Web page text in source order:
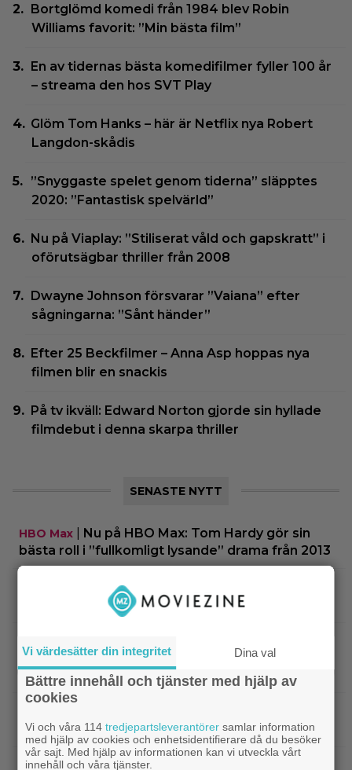
Bortglömd komedi från 1984 blev Robin
Williams favorit: ”Min bästa film”
En av tidernas bästa komedifilmer fyller 100 år
– streama den hos SVT Play
Glöm Tom Hanks – här är Netflix nya Robert
Langdon-skådis
”Snyggaste spelet genom tiderna” släpptes
2020: ”Fantastisk spelvärld”
Nu på Viaplay: ”Stiliserat våld och gapskratt” i
oförutsägbar thriller från 2008
Dwayne Johnson försvarar ”Vaiana” efter
sågningarna: ”Sånt händer”
Efter 25 Beckfilmer – Anna Asp hoppas nya
filmen blir en snackis
På tv ikväll: Edward Norton gjorde sin hyllade
filmdebut i denna skarpa thriller
SENASTE NYTT
HBO Max
Nu på HBO Max: Tom Hardy gör sin
bästa roll i ”fullkomligt lysande” drama från 2013
|Kvällens tv-tips: Du kan inte ana
vem som är mördaren i ”Beck” nummer 20
bästa filmer fyller 20 – gick nästan till en annan
regissör
hyllade filmdebut i denna skarpa thriller
Fantasy |Sista säsongen av ”The Witcher”
Vi värdesätter din integritet Dina val
Bättre innehåll och tjänster med hjälp av
cookies
Vi och våra 114tredjepartsleverantörer samlar information
med hjälp av cookies och enhetsidentifierare då du besöker
vår sajt. Med hjälp av informationen kan vi utveckla vårt
innehåll och våra tjänster.